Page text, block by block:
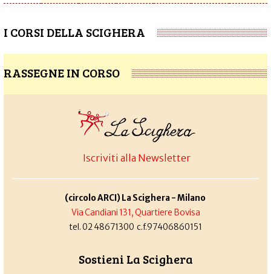
I CORSI DELLA SCIGHERA
RASSEGNE IN CORSO
Iscriviti alla Newsletter
(circolo ARCI) La Scighera - Milano
Via Candiani 131, Quartiere Bovisa
tel. 02 48671300 c.f.97406860151
Sostieni La Scighera